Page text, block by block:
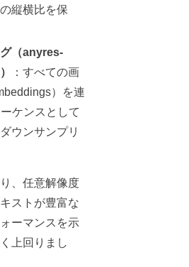
縦横比を保
（anyres-
：すべての画
）を連
ケンスとして
ウンサンプリ
、任意解像度
ストが豊富な
ーマンスを示
上回りまし